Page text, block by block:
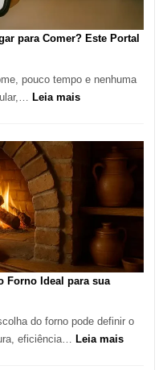
Paulo
para Comer? Este Portal
pouco tempo e nenhuma
Leia mais:
Encontrar
um
Lugar
Comer?
Este
Portal
Isso
Forno Ideal para sua
do forno pode definir o
eficiência… Leia mais: